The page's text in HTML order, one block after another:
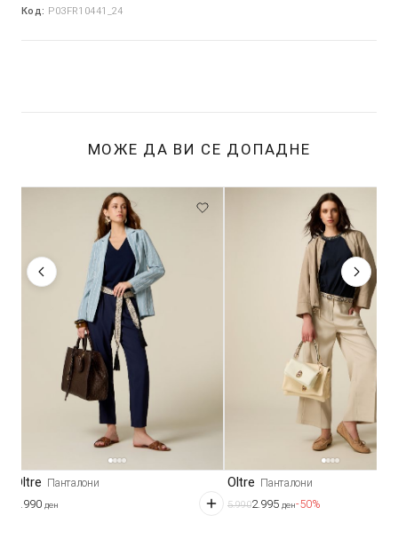
Код: P03FR10441_24
МОЖЕ ДА ВИ СЕ ДОПАДНЕ
Oltre Панталони
3.990 ден
Oltre Панталони
5.9902.995 ден-50%